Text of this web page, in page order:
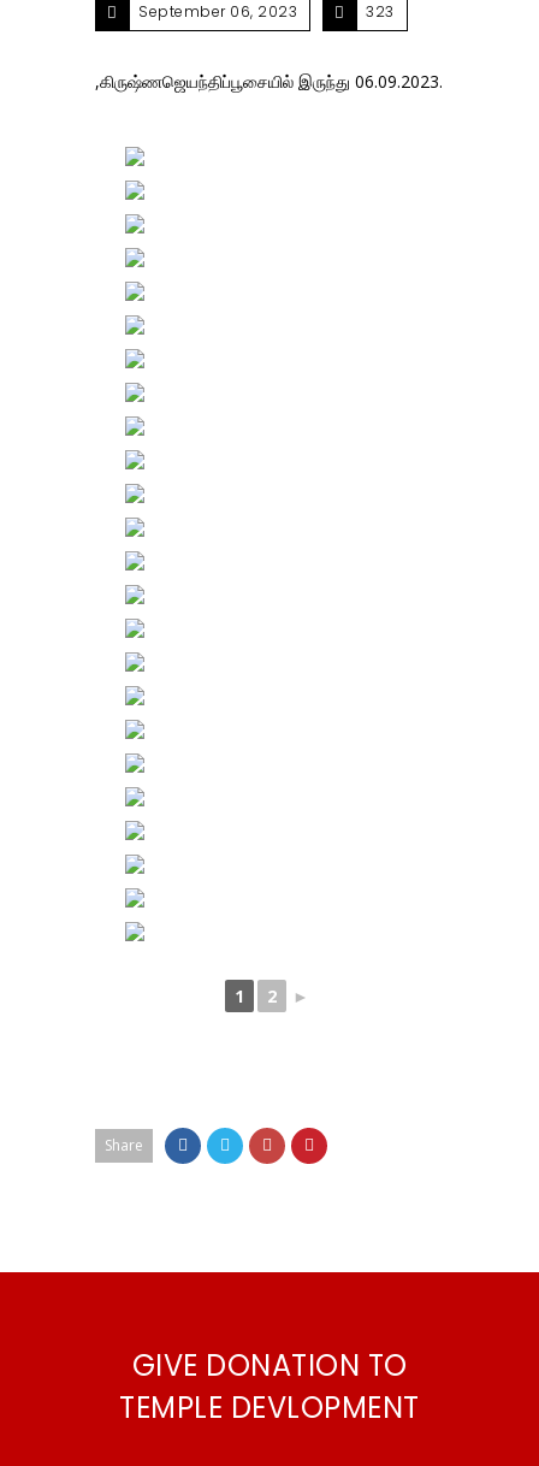
September 06, 2023 323
,கிருஷ்ணஜெயந்திப்பூசையில் இருந்து 06.09.2023.
1 2 ►
Share
GIVE DONATION TO
TEMPLE DEVLOPMENT